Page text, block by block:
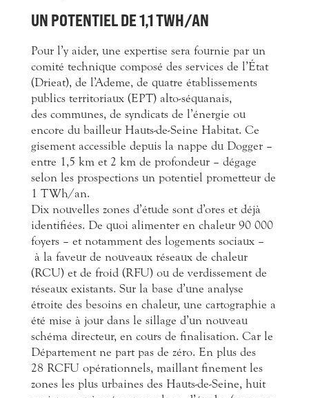
UN POTENTIEL DE 1,1 TWH/AN
Pour l’y aider, une expertise sera fournie par un
comité technique composé des services de l’État
(Drieat), de l’Ademe, de quatre établissements
publics territoriaux (EPT) alto-séquanais,
des communes, de syndicats de l’énergie ou
encore du bailleur Hauts-de-Seine Habitat. Ce
gisement accessible depuis la nappe du Dogger –
entre 1,5 km et 2 km de profondeur – dégage
selon les prospections un potentiel prometteur de
1 TWh/an.
Dix nouvelles zones d’étude sont d’ores et déjà
identifiées. De quoi alimenter en chaleur 90 000
foyers – et notamment des logements sociaux –
à la faveur de nouveaux réseaux de chaleur
(RCU) et de froid (RFU) ou de verdissement de
réseaux existants. Sur la base d’une analyse
étroite des besoins en chaleur, une cartographie a
été mise à jour dans le sillage d’un nouveau
schéma directeur, en cours de finalisation. Car le
Département ne part pas de zéro. En plus des
28 RCFU opérationnels, maillant finement les
zones les plus urbaines des Hauts-de-Seine, huit